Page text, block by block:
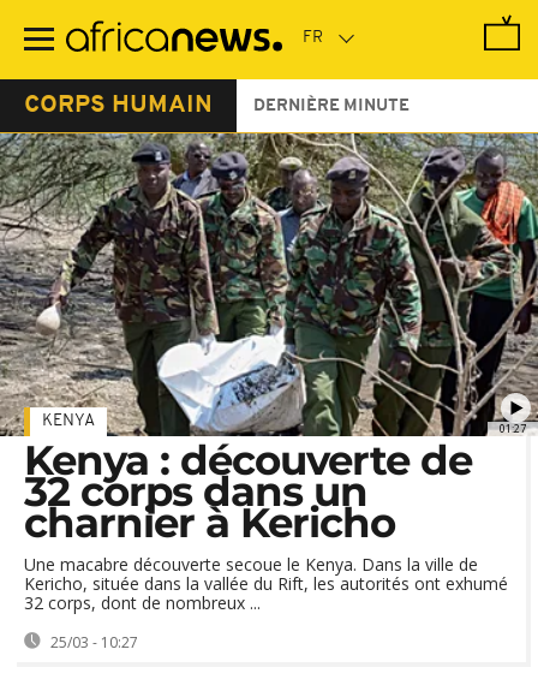
contenu
CORPS HUMAIN DERNIÈRE MINUTE
01:27
KENYA
Kenya : découverte de
32 corps dans un
charnier à Kericho
Une macabre découverte secoue le Kenya. Dans la ville de
Kericho, située dans la vallée du Rift, les autorités ont exhumé
32 corps, dont de nombreux ...
25/03 - 10:27